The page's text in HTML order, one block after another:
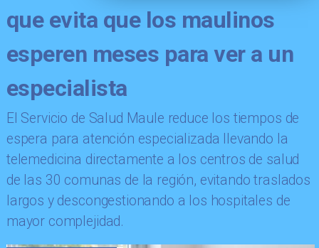
que evita que los maulinos
esperen meses para ver a un
especialista
​El Servicio de Salud Maule reduce los tiempos de
espera para atención especializada llevando la
telemedicina directamente a los centros de salud
de las 30 comunas de la región, evitando traslados
largos y descongestionando a los hospitales de
mayor complejidad.